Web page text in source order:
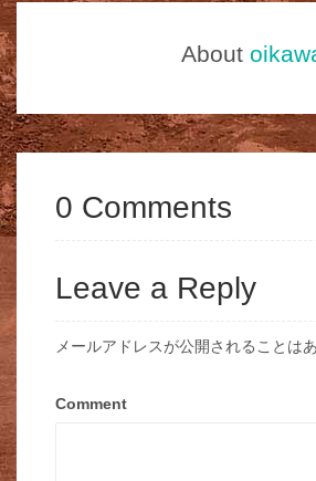
About
0 Comments
Leave a Reply
メールアドレスが公開されることは
Comment